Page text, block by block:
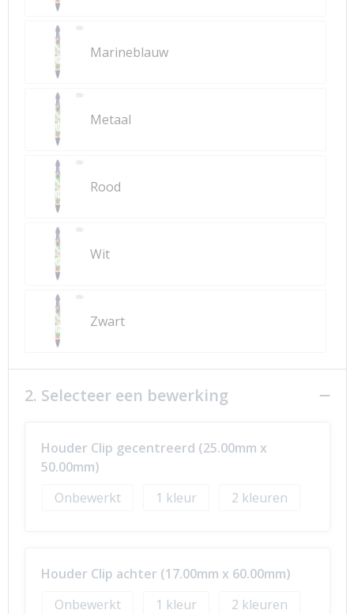
Marineblauw
Metaal
Rood
Wit
Zwart
2. Selecteer een bewerking
Houder Clip gecentreerd (25.00mm x
50.00mm)
Onbewerkt
1 2
Houder Clip achter (17.00mm x 60.00mm)
Onbewerkt
1 2